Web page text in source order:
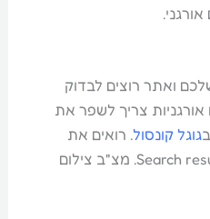
ואתר רוצים לבדוק
צריך לשפר את
גוגל קונסול. רואים את
ה-Average CTR ב-Search results. מצ"ב צילום